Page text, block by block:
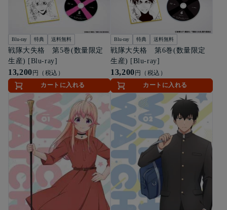
Blu-ray 特典 送料無料
戦隊大失格 第5巻(数量限定
生産) [Blu-ray]
13,200円（税込）
カートに入れる
Blu-ray 特典 送料無料
戦隊大失格 第6巻(数量限定
生産) [Blu-ray]
13,200円（税込）
カートに入れる